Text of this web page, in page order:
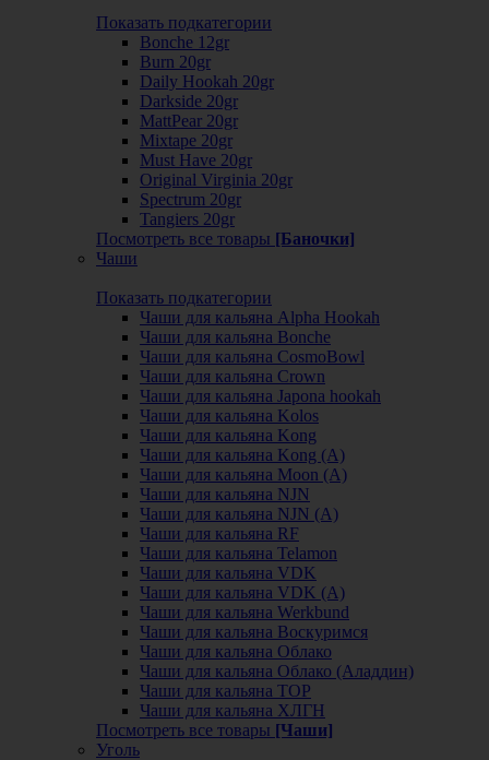
Показать подкатегории
Bonche 12gr
Burn 20gr
Daily Hookah 20gr
Darkside 20gr
MattPear 20gr
Mixtape 20gr
Must Have 20gr
Original Virginia 20gr
Spectrum 20gr
Tangiers 20gr
Посмотреть все товары [Баночки]
Чаши
Показать подкатегории
Чаши для кальяна Alpha Hookah
Чаши для кальяна Bonche
Чаши для кальяна CosmoBowl
Чаши для кальяна Crown
Чаши для кальяна Japona hookah
Чаши для кальяна Kolos
Чаши для кальяна Kong
Чаши для кальяна Kong (A)
Чаши для кальяна Moon (А)
Чаши для кальяна NJN
Чаши для кальяна NJN (А)
Чаши для кальяна RF
Чаши для кальяна Telamon
Чаши для кальяна VDK
Чаши для кальяна VDK (А)
Чаши для кальяна Werkbund
Чаши для кальяна Воскуримся
Чаши для кальяна Облако
Чаши для кальяна Облако (Аладдин)
Чаши для кальяна ТОР
Чаши для кальяна ХЛГН
Посмотреть все товары [Чаши]
Уголь